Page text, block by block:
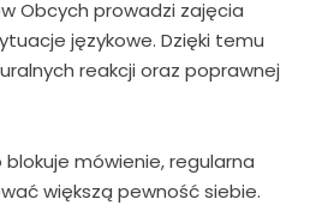
Obcych prowadzi zajęcia
językowe. Dzięki temu
reakcji oraz poprawnej
mówienie, regularna
większą pewność siebie.